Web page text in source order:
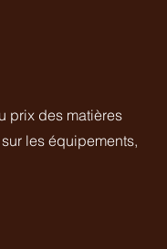
prix des matières
les équipements,